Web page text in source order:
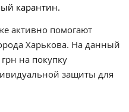
карантин.
активно помогают
Харькова. На данный
на покупку
защиты для